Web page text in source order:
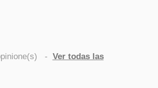
- Ver todas las